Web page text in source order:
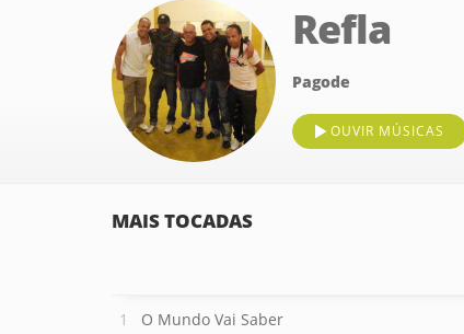
Refla
Pagode
OUVIR MÚSICAS
MAIS TOCADAS
O Mundo Vai Saber